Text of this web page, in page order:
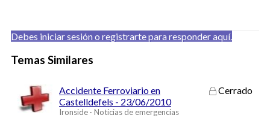
Debes iniciar sesión o registrarte para responder aquí.
Temas Similares
Cerrado
Accidente Ferroviario en
Castelldefels - 23/06/2010
Ironside Noticias de emergencias